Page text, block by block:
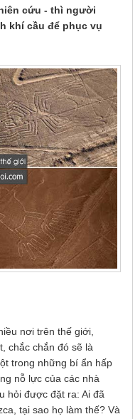
cứu - thì người
khí cầu để phục vụ
nơi trên thế giới,
chắc chắn đó sẽ là
trong những bí ẩn hấp
nỗ lực của các nhà
hỏi được đặt ra: Ai đã
tại sao họ làm thế? Và